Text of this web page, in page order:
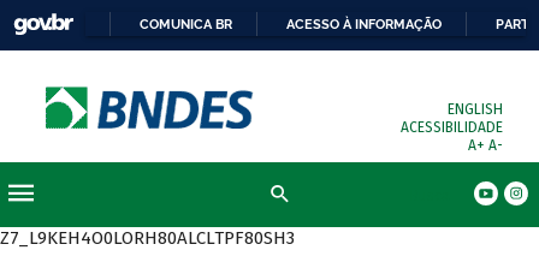
COMUNICA BR ACESSO À INFORMAÇÃO
ENGLISH
ACESSIBILIDADE
A+ A-
Z7_L9KEH4O0LORH80ALCLTPF80SH3